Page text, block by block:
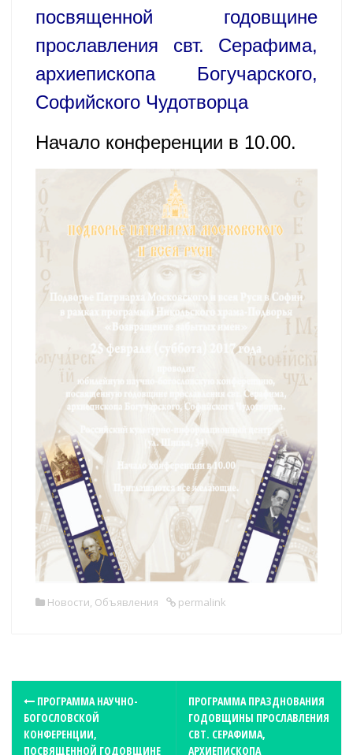
посвященной годовщине
прославления свт. Серафима,
архиепископа Богучарского,
Софийского Чудотворца
Начало конференции в 10.00.
Новости, Объявления permalink
ПРОГРАММА НАУЧНО-
БОГОСЛОВСКОЙ
КОНФЕРЕНЦИИ,
ПОСВЯЩЕННОЙ ГОДОВЩИНЕ
ПРОГРАММА ПРАЗДНОВАНИЯ
ГОДОВЩИНЫ ПРОСЛАВЛЕНИЯ
СВТ. СЕРАФИМА,
АРХИЕПИСКОПА